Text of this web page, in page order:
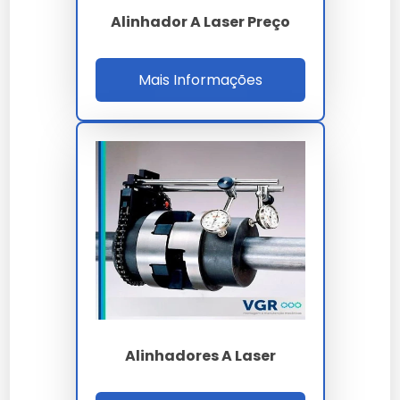
garantindo performance superior às alternativas
permite aplicação em diversos setores, mantendo a
integridade esperada por nossos clientes.
Nossa equipe técnica está à disposição para sanar
alinhador a laser industrial no seu fluxo de trabalho.
Ao nos escolher, você opta por um parceiro que
entende a importância crítica do alinhador a laser
industrial para o sucesso do seu projeto.
A manutenção preventiva dealinhador a laser
prolonga a vida útil e evita paradas
desnecessárias na sua linha de produção.
continuidade da sua operação com alto padrão de
Alinhador A Laser Preço
Mais Informações
Alinhadores A Laser